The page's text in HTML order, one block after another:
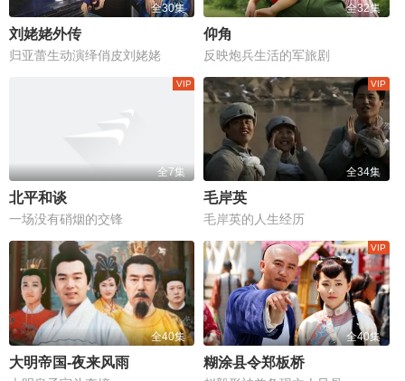
全30集
刘姥姥外传
归亚蕾生动演绎俏皮刘姥姥
全32集
仰角
反映炮兵生活的军旅剧
全7集
北平和谈
一场没有硝烟的交锋
全34集
毛岸英
毛岸英的人生经历
全40集
大明帝国-夜来风雨
全40集
糊涂县令郑板桥